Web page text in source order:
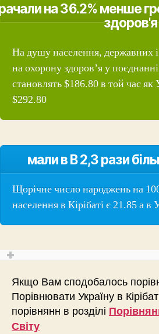
на 36.2% менше
здоров'я
На душу населення, державних
на охорону здоров’я у поєднанні
становлять $186.80 в той час як
$292.80
мали в В 2,3 рази
Щорічне число народжень на
населення в Кірібаті є 21.85 а в
Якщо Вам сподобалось
Порівнювати Україну в
порівнянн в розділі
Світу